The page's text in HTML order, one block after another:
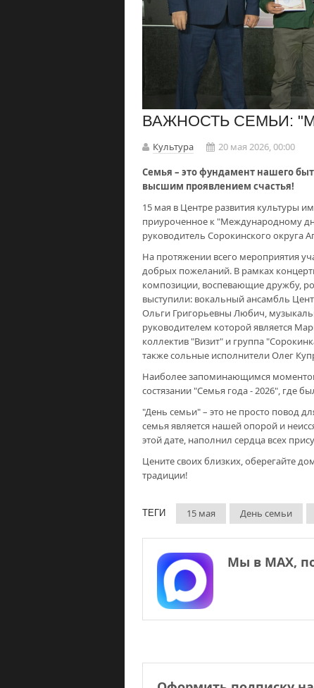
ВАЖНОСТЬ СЕМЬИ:
Культура
20 мая 2026, 00:00
Семья – это фундамент нашего
высшим проявлением счастья!
15 мая в Центре развития культуры
приуроченное к "Международному
руководитель Сорокинского округа
На протяжении всего мероприятия
добрых пожеланий. В рамках
композиции, воспевающие дружбу,
выступили: вокальный ансамбль
Ольги Григорьевны Любич,
руководителем которой является
коллектив "Визит" и группа
также сольные исполнители Олег
Наиболее запоминающимся
состязании "Семья года - 2026", где
"День семьи" – это не просто повод
семья является нашей опорой и
этой дате, наполнил сердца всех
Цените своих близких, оберегайте
традиции!
ТЕГИ 15 мая День семьи
Мы в МАХ,